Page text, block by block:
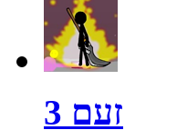
זעם 3